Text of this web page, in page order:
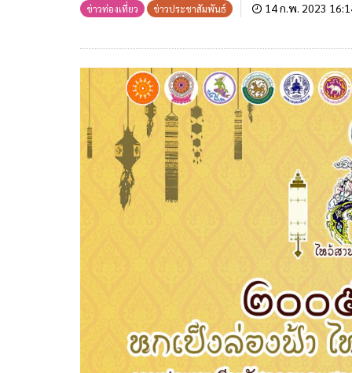
ข่าวท่องเที่ยว ข่าวประชาสัมพันธ์ 14 ก.พ. 2023